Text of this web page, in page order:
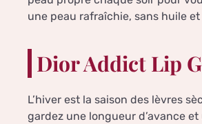
une peau rafraîchie, sans huile
Dior Addict Lip
L’hiver est la saison des lèvres
gardez une longueur d’avance